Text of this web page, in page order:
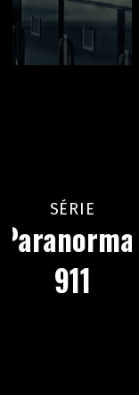
SÉRIE
911